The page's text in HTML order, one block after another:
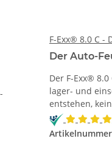
F-Exx® 8.0 C -
Der Auto-
Der F-Exx®
lager- und
entstehen,